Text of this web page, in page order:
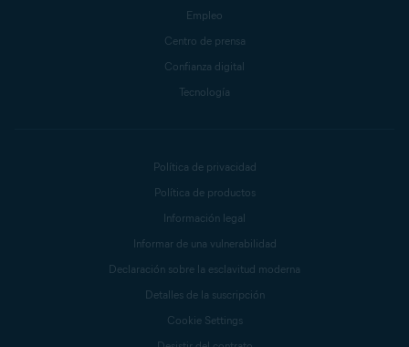
Empleo
Centro de prensa
Confianza digital
Tecnología
Política de privacidad
Política de productos
Información legal
Informar de una vulnerabilidad
Declaración sobre la esclavitud moderna
Detalles de la suscripción
Cookie Settings